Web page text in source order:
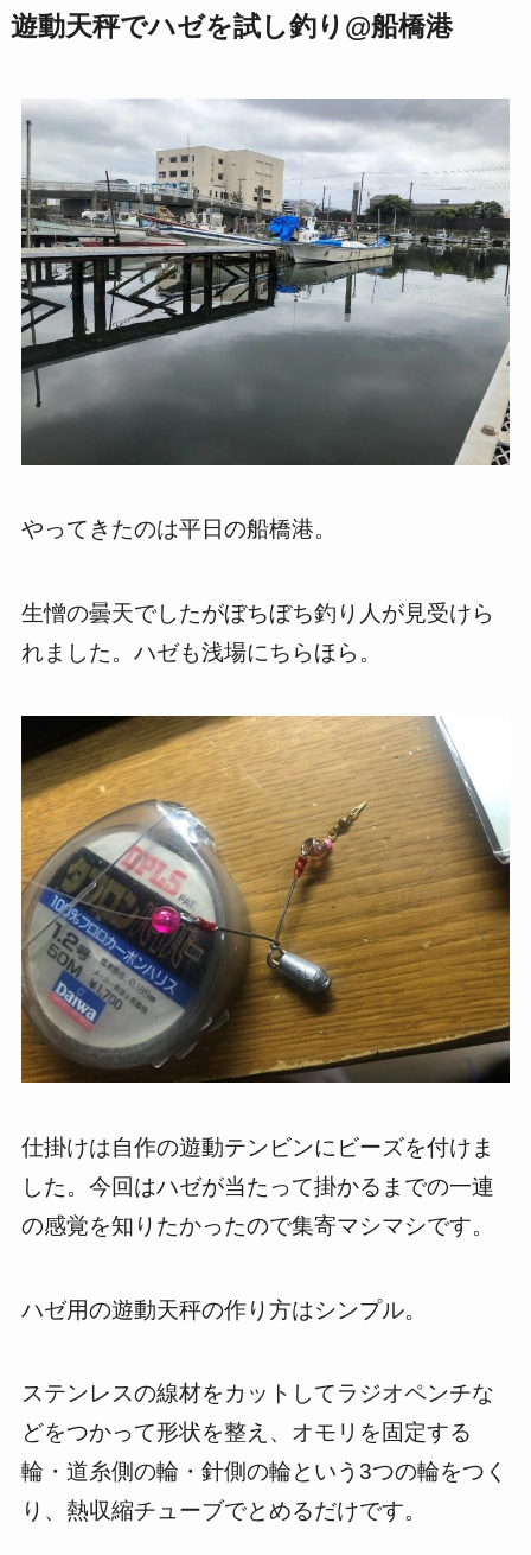
遊動天秤でハゼを試し釣り@船橋港
やってきたのは平日の船橋港。
生憎の曇天でしたがぼちぼち釣り人が見受けら
れました。ハゼも浅場にちらほら。
仕掛けは自作の遊動テンビンにビーズを付けま
した。今回はハゼが当たって掛かるまでの一連
の感覚を知りたかったので集寄マシマシです。
ハゼ用の遊動天秤の作り方はシンプル。
ステンレスの線材をカットしてラジオペンチな
どをつかって形状を整え、オモリを固定する
輪・道糸側の輪・針側の輪という3つの輪をつく
り、熱収縮チューブでとめるだけです。